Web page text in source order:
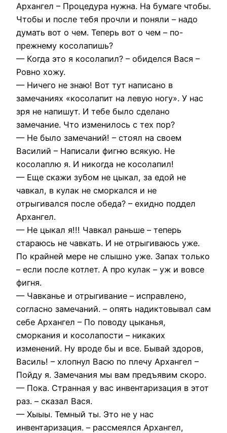
Архангел – Процедура нужна. На бумаге чтобы.
Чтобы и после тебя прочли и поняли – надо
думать вот о чем. Теперь вот о чем – по-
прежнему косолапишь?
— Когда это я косолапил? – обиделся Вася –
Ровно хожу.
— Ничего не знаю! Вот тут написано в
замечаниях «косолапит на левую ногу». У нас
зря не напишут. И тебе было сделано
замечание. Что изменилось с тех пор?
— Не было замечаний! – стоял на своем
Василий – Написали фигню всякую. Не
косолаплю я. И никогда не косолапил!
— Еще скажи зубом не цыкал, за едой не
чавкал, в кулак не сморкался и не
отрыгивался после обеда? – ехидно поддел
Архангел.
— Не цыкал я!!! Чавкал раньше – теперь
стараюсь не чавкать. И не отрыгиваюсь уже.
По крайней мере не слышно уже. Запах только
– если после котлет. А про кулак – уж и вовсе
фигня.
— Чавканье и отрыгивание – исправлено,
согласно замечаний. – опять надиктовывал сам
себе Архангел – По поводу цыканья,
сморкания и косолапости – никаких
изменений. Ну вроде бы и все. Бывай здоров,
Василь! – хлопнул Васю по плечу Архангел –
Пойду я. Замечания мы вам предъявим скоро.
— Пока. Странная у вас инвентаризация в этот
раз. – сказал Вася.
— Хыыы. Темный ты. Это не у нас
инвентаризация. – рассмеялся Архангел,